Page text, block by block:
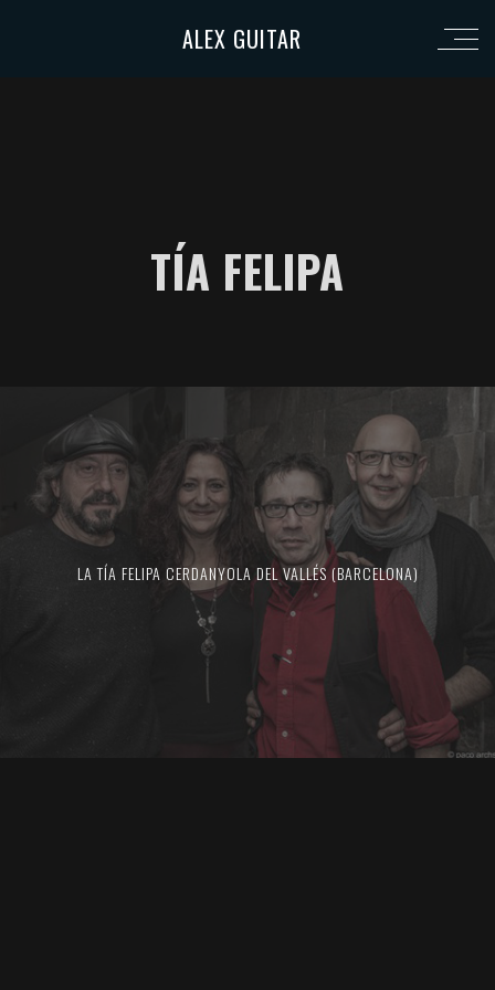
ALEX GUITAR
TÍA FELIPA
LA TÍA FELIPA CERDANYOLA DEL VALLÉS (BARCELONA)